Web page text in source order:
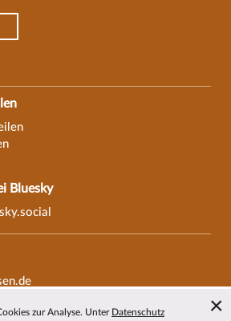
Bluesky
zur Analyse. Unter Datenschutz